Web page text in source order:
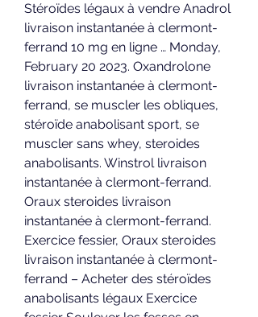
Stéroïdes légaux à vendre Anadrol
livraison instantanée à clermont-
ferrand 10 mg en ligne … Monday,
February 20 2023. Oxandrolone
livraison instantanée à clermont-
ferrand, se muscler les obliques,
stéroïde anabolisant sport, se
muscler sans whey, steroides
anabolisants. Winstrol livraison
instantanée à clermont-ferrand.
Oraux steroides livraison
instantanée à clermont-ferrand.
Exercice fessier, Oraux steroides
livraison instantanée à clermont-
ferrand – Acheter des stéroïdes
anabolisants légaux Exercice